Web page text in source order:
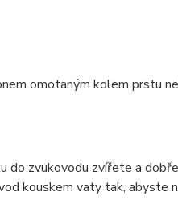
omotaným kolem prstu
do zvukovodu zvířete a
kouskem vaty tak, abyste